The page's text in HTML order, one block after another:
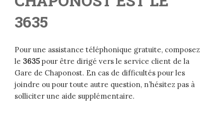
3635
Pour une assistance téléphonique gratuite, composez
le 3635 pour être dirigé vers le service client de la
Gare de Chaponost. En cas de difficultés pour les
joindre ou pour toute autre question, n’hésitez pas à
solliciter une aide supplémentaire.